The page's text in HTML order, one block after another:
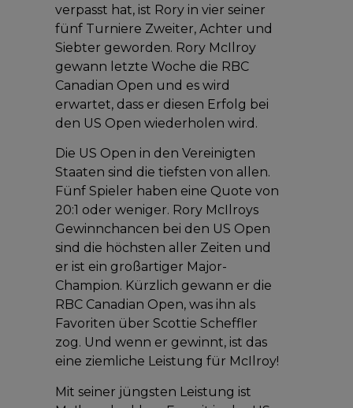
verpasst hat, ist Rory in vier seiner
fünf Turniere Zweiter, Achter und
Siebter geworden. Rory McIlroy
gewann letzte Woche die RBC
Canadian Open und es wird
erwartet, dass er diesen Erfolg bei
den US Open wiederholen wird.
Die US Open in den Vereinigten
Staaten sind die tiefsten von allen.
Fünf Spieler haben eine Quote von
20:1 oder weniger. Rory McIlroys
Gewinnchancen bei den US Open
sind die höchsten aller Zeiten und
er ist ein großartiger Major-
Champion. Kürzlich gewann er die
RBC Canadian Open, was ihn als
Favoriten über Scottie Scheffler
zog. Und wenn er gewinnt, ist das
eine ziemliche Leistung für McIlroy!
Mit seiner jüngsten Leistung ist